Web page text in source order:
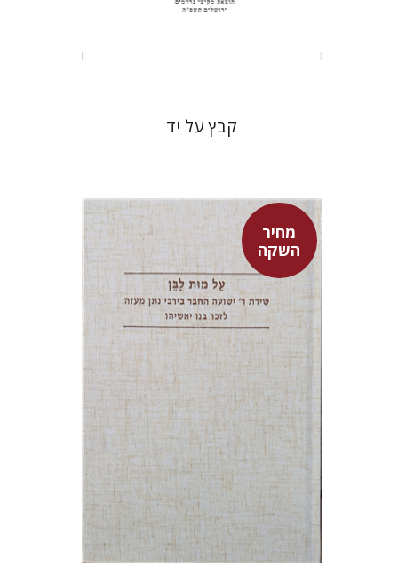
הנחת אתר ספר מודפס
קבץ על יד
מחיר
השקה
שולמית אליצור
מחיר השקה
$39
$27